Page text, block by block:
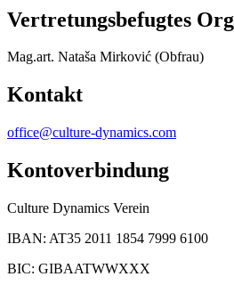
Vertretungsbefugtes
Mag.art. Nataša Mirković (Obfrau)
Kontakt
office@culture-dynamics.com
Kontoverbindung
Culture Dynamics Verein
IBAN: AT35 2011 1854 7999 6100
BIC: GIBAATWWXXX